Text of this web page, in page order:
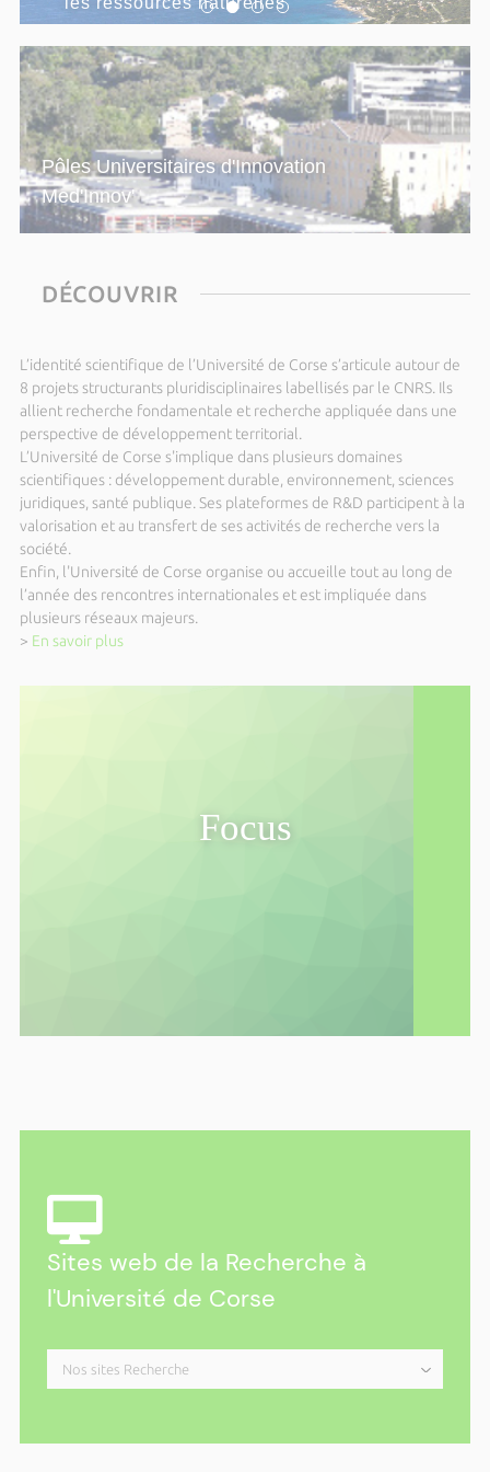
Hot Topics in Modern Cosmology - SW18
Du lundi 14 septembre 2026 au vendredi 18
septembre 2026
2026-T3 Operator Algebras:
Approximation, Rigidity and Dynamics
Dimanche 20 septembre 2026 de 14h00 à 15h00
Parc Galea – Entretien public avec
François Santoni
Patrice Terramorsi
octobre 2026
CohereX 2026 School - Science with
coherent x-rays at synchrotrons and
XFEL sources
Dimanche 04 octobre 2026 de 14h00 à 15h00
Parc Galea - Entretien public avec
Danièle Bernus Raffaelli
Du mardi 06 octobre 2026 au vendredi 16 octobre
International Autumn School in Quantum
Algorithms for many-body problems
Parc Galea - Entretien public avec Alain
au Parc Galea en 2026
Pôles Universitaires d'Innovation
Med'Innov'
DÉCOUVRIR
L’identité scientifique de l’Université de Corse s’articule autour de
8 projets structurants pluridisciplinaires labellisés par le CNRS. Ils
allient recherche fondamentale et recherche appliquée dans une
perspective de développement territorial.
L’Université de Corse s'implique dans plusieurs domaines
scientifiques : développement durable, environnement, sciences
juridiques, santé publique. Ses plateformes de R&D participent à la
valorisation et au transfert de ses activités de recherche vers la
société.
Enfin, l'Université de Corse organise ou accueille tout au long de
l’année des rencontres internationales et est impliquée dans
plusieurs réseaux majeurs.
> En savoir plus
Focus
Sites web de la Recherche à
l'Université de Corse